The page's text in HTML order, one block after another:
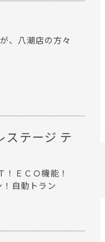
、八潮店の方々
ステージ テ
ＥＣＯ機能！
自動トラン